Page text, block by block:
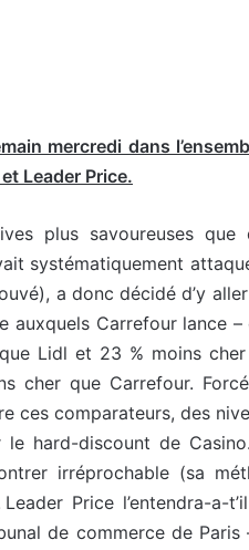
mercredi dans
Leader Price.
plus savoureuses
systématiquement
a donc décidé d’y
auxquels Carrefour lance
Lidl et 23 % moins
cher que Carrefour.
ces comparateurs, des
le hard-discount de
irréprochable (sa
Leader Price l’entendra-
de commerce de